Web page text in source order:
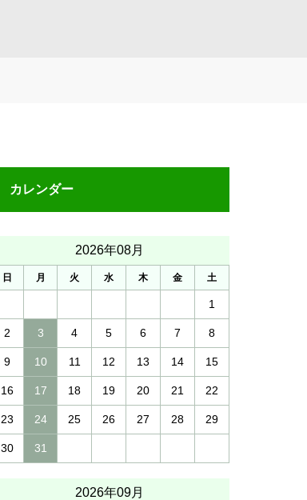
カレンダー
2026年08月
日 月 火 水 木 金 土
1
2 3 4 5 6 7 8
9 10 11 12 13 14 15
16 17 18 19 20 21 22
23 24 25 26 27 28 29
30 31
2026年09月